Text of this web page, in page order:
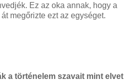
Ez az oka annak, hogy a
megőrizte ezt az egységet.
a történelem szavait mint elvet